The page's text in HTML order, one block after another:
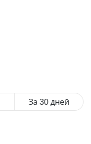
За 30 дней